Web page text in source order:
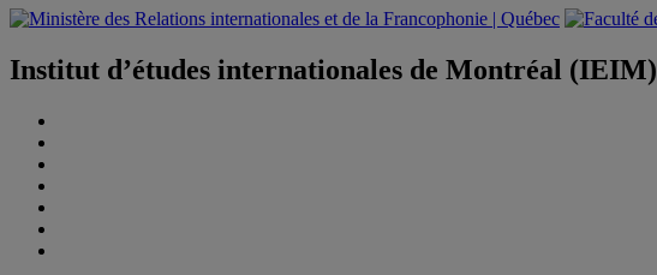
Institut d’études internationales de Montréal (IEIM)